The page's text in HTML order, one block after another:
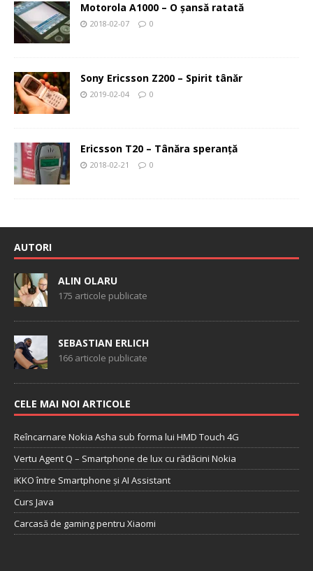
Motorola A1000 – O şansă ratată
2018-02-07 0
Sony Ericsson Z200 – Spirit tânăr
2019-02-04 0
Ericsson T20 – Tânăra speranţă
2018-02-21 0
AUTORI
ALIN OLARU
175 articole publicate
SEBASTIAN ERLICH
166 articole publicate
CELE MAI NOI ARTICOLE
Reîncarnare Nokia Asha sub forma lui HMD Touch 4G
Vertu Agent Q – Smartphone de lux cu rădăcini Nokia
iKKO între Smartphone și AI Assistant
Curs Java
Carcasă de gaming pentru Xiaomi